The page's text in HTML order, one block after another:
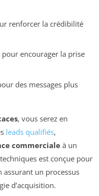
renforcer la crédibilité
pour encourager la prise
des messages plus
, vous serez en
leads qualifiés,
commerciale à un
est conçue pour
un processus
d’acquisition.